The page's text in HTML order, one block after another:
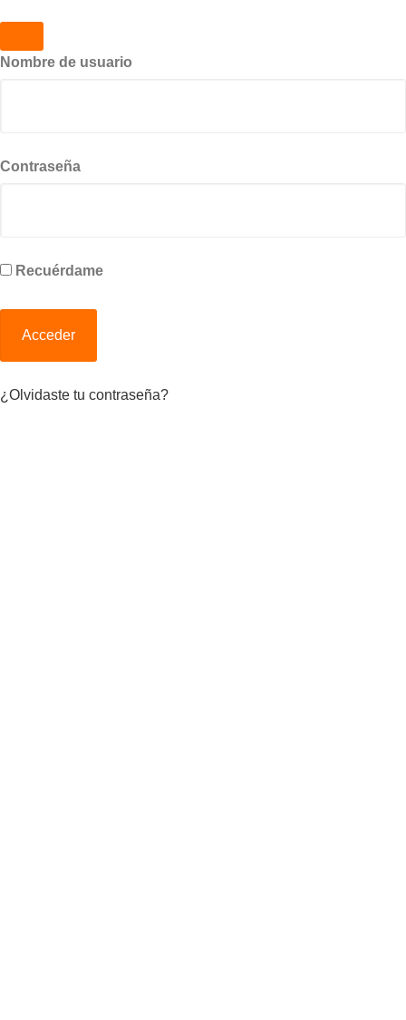
Nombre de usuario
Contraseña
Recuérdame
¿Olvidaste tu contraseña?